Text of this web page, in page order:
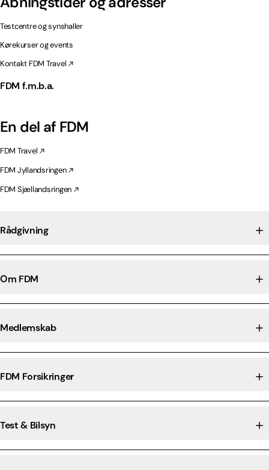
Testcentre og synshaller
Kørekurser og events
Kontakt FDM Travel
FDM f.m.b.a.
En del af FDM
FDM Travel
FDM Jyllandsringen
FDM Sjællandsringen
Rådgivning
Om FDM
Medlemskab
FDM Forsikringer
Test & Bilsyn